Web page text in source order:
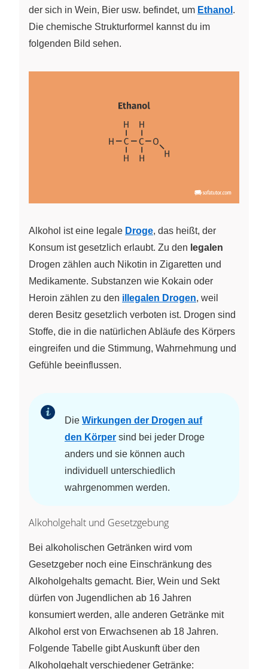
der sich in Wein, Bier usw. befindet, um Ethanol .
Die chemische Strukturformel kannst du im
folgenden Bild sehen.
Alkohol ist eine legale Droge, das heißt, der
Konsum ist gesetzlich erlaubt. Zu den legalen
Drogen zählen auch Nikotin in Zigaretten und
Medikamente. Substanzen wie Kokain oder
Heroin zählen zu den illegalen Drogen, weil
deren Besitz gesetzlich verboten ist. Drogen sind
Stoffe, die in die natürlichen Abläufe des Körpers
eingreifen und die Stimmung, Wahrnehmung und
Gefühle beeinflussen.
Die Wirkungen der Drogen auf
den Körper sind bei jeder Droge
anders und sie können auch
individuell unterschiedlich
wahrgenommen werden.
Alkoholgehalt und Gesetzgebung
Bei alkoholischen Getränken wird vom
Gesetzgeber noch eine Einschränkung des
Alkoholgehalts gemacht. Bier, Wein und Sekt
dürfen von Jugendlichen ab 16 Jahren
konsumiert werden, alle anderen Getränke mit
Alkohol erst von Erwachsenen ab 18 Jahren.
Folgende Tabelle gibt Auskunft über den
Alkoholgehalt verschiedener Getränke: